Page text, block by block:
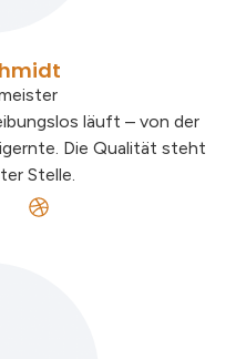
läuft – von der
Die Qualität steht
Stelle.